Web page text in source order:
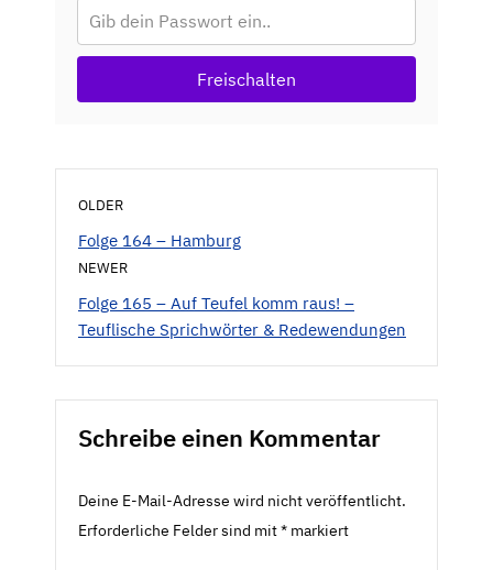
Freischalten
OLDER
Folge 164 – Hamburg
NEWER
Folge 165 – Auf Teufel komm raus! –
Teuflische Sprichwörter & Redewendungen
Schreibe einen Kommentar
Deine E-Mail-Adresse wird nicht veröffentlicht.
Erforderliche Felder sind mit* markiert